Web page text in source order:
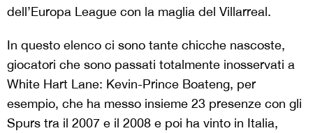
dell’Europa League con la maglia del Villarreal.
In questo elenco ci sono tante chicche nascoste,
giocatori che sono passati totalmente inosservati a
White Hart Lane: Kevin-Prince Boateng, per
esempio, che ha messo insieme 23 presenze con gli
Spurs tra il 2007 e il 2008 e poi ha vinto in Italia,